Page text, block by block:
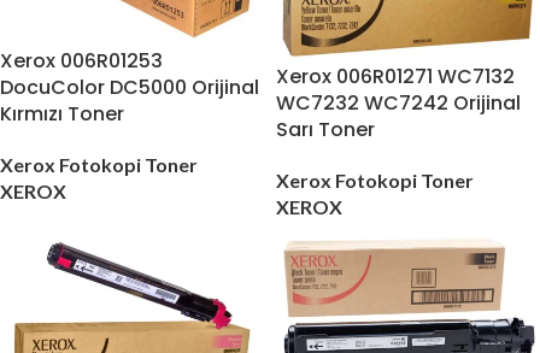
Xerox 006R01253
DocuColor DC5000 Orijinal
Kırmızı Toner
Xerox Fotokopi Toner
XEROX
Xerox 006R01271 WC7132
WC7232 WC7242 Orijinal
Sarı Toner
Xerox Fotokopi Toner
XEROX